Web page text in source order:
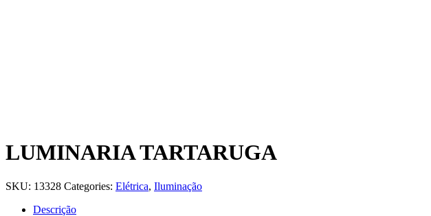
LUMINARIA TARTARUGA
SKU: 13328 Categories: Elétrica, Iluminação
Descrição